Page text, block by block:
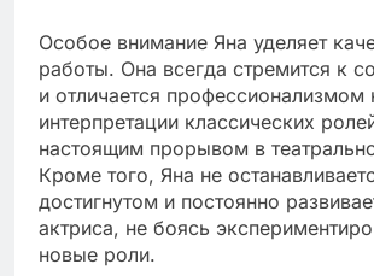
Особое внимание Яна уделяет
работы. Она всегда стремится к
и отличается профессионализмом
интерпретации классических
настоящим прорывом в
Кроме того, Яна не
достигнутом и постоянно
актриса, не боясь
новые роли.